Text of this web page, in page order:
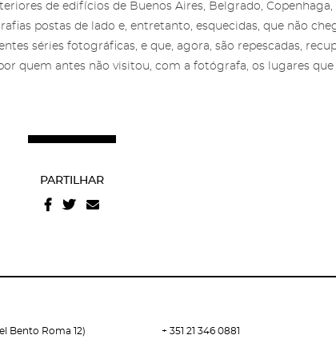
de edifícios de Buenos Aires, Belgrado, Copenhaga,
postas de lado e, entretanto, esquecidas, que não
séries fotográficas, e que, agora, são repescadas,
quem antes não visitou, com a fotógrafa, os lugares que
PARTILHAR
Bento Roma 12)
+ 351 21 346 0881